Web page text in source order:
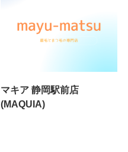
マキア 静岡駅前店
(MAQUIA)